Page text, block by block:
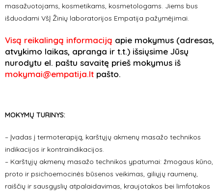
masažuotojams, kosmetikams, kosmetologams. Jiems bus
išduodami VšĮ Žinių laboratorijos Empatija pažymėjimai.
Visą reikalingą informaciją apie mokymus (adresas,
atvykimo laikas, apranga ir t.t.) išsiųsime Jūsų
nurodytu el. paštu savaitę prieš mokymus iš
mokymai@empatija.lt pašto.
MOKYMŲ TURINYS:
– Įvadas į termoterapiją, karštųjų akmenų masažo technikos
indikacijos ir kontraindikacijos.
– Karštųjų akmenų masažo technikos ypatumai: žmogaus kūno,
proto ir psichoemocinės būsenos veikimas, giliųjų raumenų,
raiščių ir sausgyslių atpalaidavimas, kraujotakos bei limfotakos